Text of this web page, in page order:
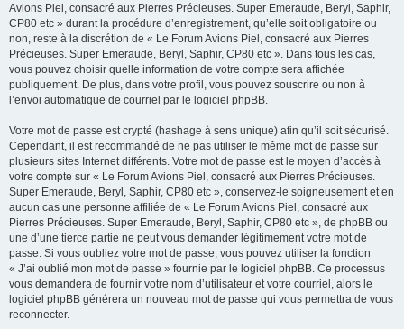
Avions Piel, consacré aux Pierres Précieuses. Super Emeraude, Beryl, Saphir,
CP80 etc » durant la procédure d’enregistrement, qu’elle soit obligatoire ou
non, reste à la discrétion de « Le Forum Avions Piel, consacré aux Pierres
Précieuses. Super Emeraude, Beryl, Saphir, CP80 etc ». Dans tous les cas,
vous pouvez choisir quelle information de votre compte sera affichée
publiquement. De plus, dans votre profil, vous pouvez souscrire ou non à
l’envoi automatique de courriel par le logiciel phpBB.
Votre mot de passe est crypté (hashage à sens unique) afin qu’il soit sécurisé.
Cependant, il est recommandé de ne pas utiliser le même mot de passe sur
plusieurs sites Internet différents. Votre mot de passe est le moyen d’accès à
votre compte sur « Le Forum Avions Piel, consacré aux Pierres Précieuses.
Super Emeraude, Beryl, Saphir, CP80 etc », conservez-le soigneusement et en
aucun cas une personne affiliée de « Le Forum Avions Piel, consacré aux
Pierres Précieuses. Super Emeraude, Beryl, Saphir, CP80 etc », de phpBB ou
une d’une tierce partie ne peut vous demander légitimement votre mot de
passe. Si vous oubliez votre mot de passe, vous pouvez utiliser la fonction
« J’ai oublié mon mot de passe » fournie par le logiciel phpBB. Ce processus
vous demandera de fournir votre nom d’utilisateur et votre courriel, alors le
logiciel phpBB générera un nouveau mot de passe qui vous permettra de vous
reconnecter.